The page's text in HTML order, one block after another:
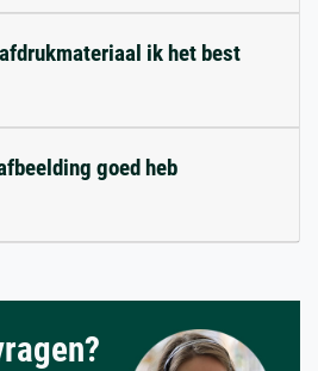
ik het best
goed heb